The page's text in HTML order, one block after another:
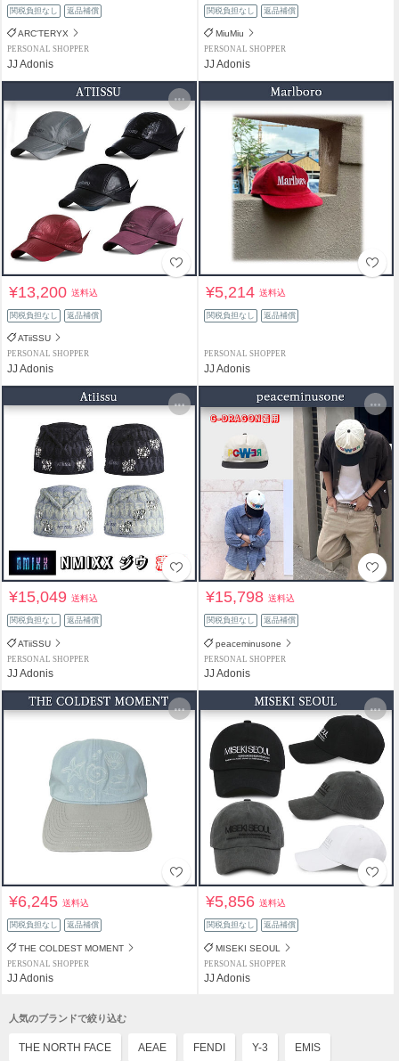
関税負担なし 返品補償
ARC'TERYX
PERSONAL SHOPPER
JJ Adonis
関税負担なし 返品補償
MiuMiu
PERSONAL SHOPPER
JJ Adonis
¥13,200送料込
関税負担なし 返品補償
ATiiSSU
PERSONAL SHOPPER
JJ Adonis
¥5,214送料込
関税負担なし 返品補償
PERSONAL SHOPPER
JJ Adonis
¥15,049送料込
関税負担なし 返品補償
ATiiSSU
PERSONAL SHOPPER
JJ Adonis
¥15,798送料込
関税負担なし 返品補償
peaceminusone
PERSONAL SHOPPER
JJ Adonis
¥6,245送料込
関税負担なし 返品補償
THE COLDEST MOMENT
PERSONAL SHOPPER
JJ Adonis
¥5,856送料込
関税負担なし 返品補償
MISEKI SEOUL
PERSONAL SHOPPER
JJ Adonis
人気のブランドで絞り込む
THE NORTH FACE AEAE FENDI Y-3 EMIS